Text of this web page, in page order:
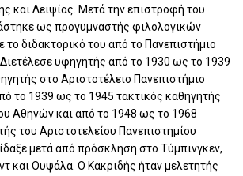
και Λειψίας. Μετά την επιστροφή του
ως προγυμναστής φιλολογικών
διδακτορικό του από το Πανεπιστήμιο
υφηγητής από το 1930 ως το 1939
στο Αριστοτέλειο Πανεπιστήμιο
το 1939 ως το 1945 τακτικός καθηγητής
Αθηνών και από το 1948 ως το 1968
του Αριστοτελείου Πανεπιστημίου
μετά από πρόσκληση στο Τύμπινγκεν,
και Ουψάλα. Ο Κακριδής ήταν μελετητής